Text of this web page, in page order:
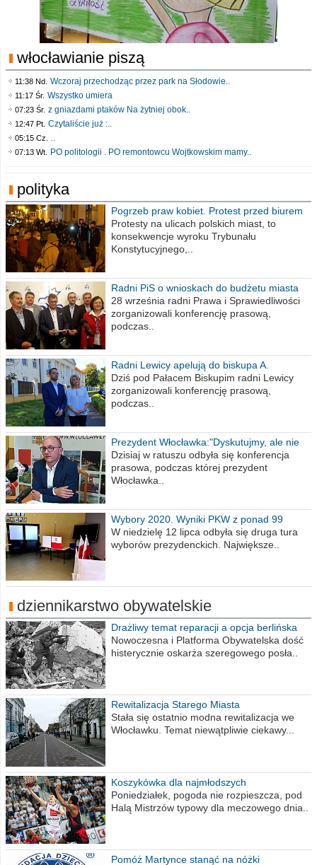
włocławianie piszą
11:38 Nd. Wczoraj przechodząc przez park na Słodowie..
11:17 Śr. Wszystko umiera
07:23 Śr. z gniazdami ptaków Na żytniej obok..
12:47 Pt. Czytaliście już :..
05:15 Cz. ..
07:13 Wt. PO politologii . PO remontowcu Wojtkowskim mamy..
polityka
Pogrzeb praw kobiet. Protest przed biurem
poselskim PiS
Protesty na ulicach polskich miast, to
konsekwencje wyroku Trybunału
Konstytucyjnego,..
Radni PiS o wnioskach do budżetu miasta
na 2021 rok
28 września radni Prawa i Sprawiedliwości
zorganizowali konferencję prasową,
podczas..
Radni Lewicy apelują do biskupa A.
Wiesława Meringa
Dziś pod Pałacem Biskupim radni Lewicy
zorganizowali konferencję prasową,
podczas..
Prezydent Włocławka:"Dyskutujmy, ale nie
obrażajmy się”
Dzisiaj w ratuszu odbyła się konferencja
prasowa, podczas której prezydent
Włocławka..
Wybory 2020. Wyniki PKW z ponad 99
procent obwodów
W niedzielę 12 lipca odbyła się druga tura
wyborów prezydenckich. Największe..
dziennikarstwo obywatelskie
Drażliwy temat reparacji a opcja berlińska
Nowoczesna i Platforma Obywatelska dość
histerycznie oskarża szeregowego posła..
Rewitalizacja Starego Miasta
Stała się ostatnio modna rewitalizacja we
Włocławku. Temat niewątpliwie ciekawy...
Koszykówka dla najmłodszych
Poniedziałek, pogoda nie rozpieszcza, pod
Halą Mistrzów typowy dla meczowego dnia..
Pomóż Martynce stanąć na nóżki